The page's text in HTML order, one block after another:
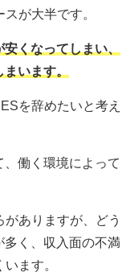
が大半です。
安くなってしまい、
まいます。
を辞めたいと考え
働く環境によって
ありますが、どう
多く、収入面の不満
ます。